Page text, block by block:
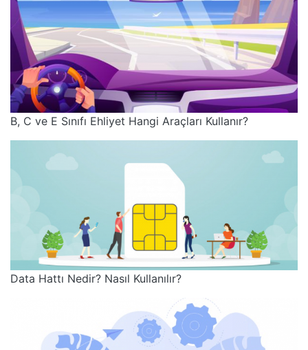
B, C ve E Sınıfı Ehliyet Hangi Araçları Kullanır?
Data Hattı Nedir? Nasıl Kullanılır?